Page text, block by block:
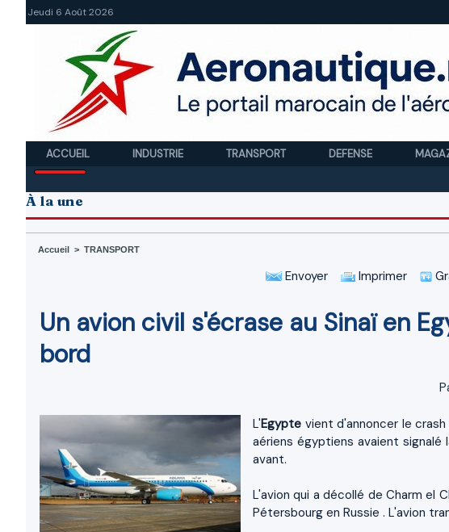
Jeudi 6 Août 2026
ACCUEIL INDUSTRIE TRANSPORT DEFENSE
À la une
Accueil > TRANSPORT
Envoyer Imprimer
Un avion civil s'écrase au Sinaï en
bord
L'Egypte vient d'annoncer le
aériens égyptiens avaient
avant.
L'avion qui a décollé de Charm el
Pétersbourg en Russie . L'avion